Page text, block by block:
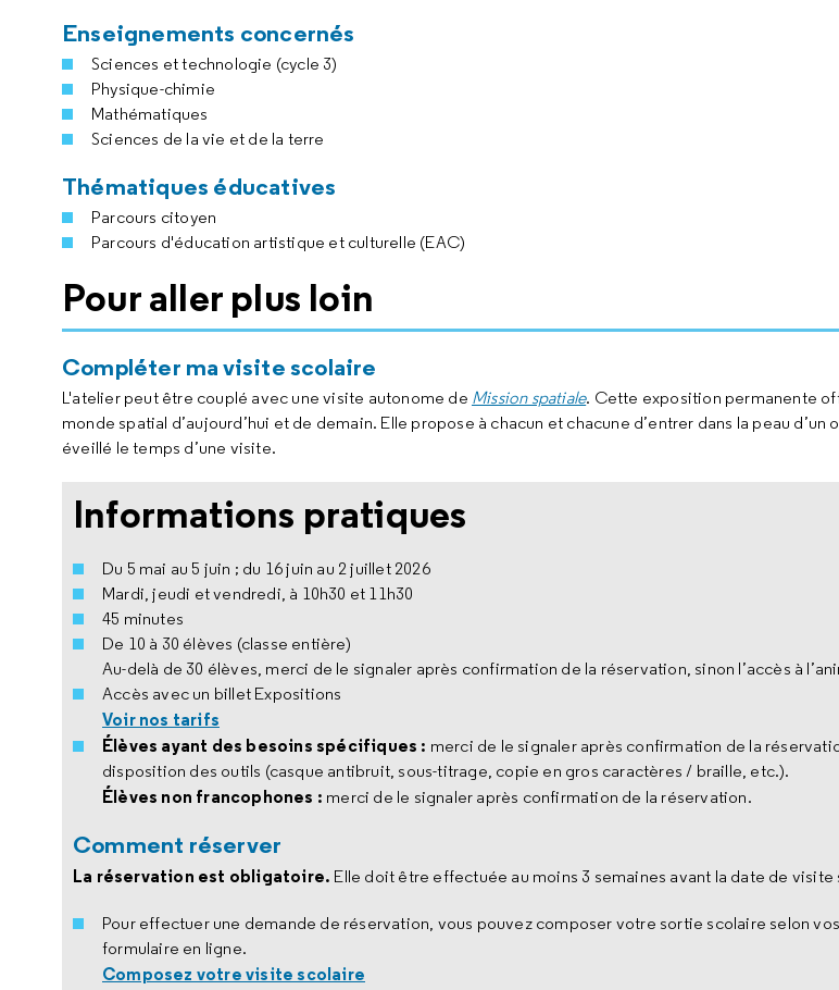
Enseignements concernés
Sciences et technologie (cycle 3)
Physique-chimie
Mathématiques
Sciences de la vie et de la terre
Thématiques éducatives
Parcours citoyen
Parcours d'éducation artistique et culturelle (EAC)
Pour aller plus loin
Compléter ma visite scolaire
L'atelier peut être couplé avec une visite autonome de Mission spatiale. Cette exposition permanente
monde spatial d’aujourd’hui et de demain. Elle propose à chacun et chacune d’entrer dans la peau
éveillé le temps d’une visite.
Informations pratiques
Du 5 mai au 5 juin ; du 16 juin au 2 juillet 2026
Mardi, jeudi et vendredi, à 10h30 et 11h30
45 minutes
De 10 à 30 élèves (classe entière)
Au-delà de 30 élèves, merci de le signaler après confirmation de la réservation, sinon l’accès à
Accès avec un billet Expositions
Voir nos tarifs
Élèves ayant des besoins spécifiques : merci de le signaler après confirmation de la
disposition des outils (casque antibruit, sous-titrage, copie en gros caractères / braille, etc.).
Élèves non francophones : merci de le signaler après confirmation de la réservation.
Comment réserver
La réservation est obligatoire. Elle doit être effectuée au moins 3 semaines avant la date de visite
Pour effectuer une demande de réservation, vous pouvez composer votre sortie scolaire selon
formulaire en ligne.
Composez votre visite scolaire